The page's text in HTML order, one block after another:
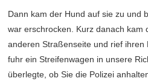
Dann kam der Hund auf sie zu und
war erschrocken. Kurz danach kam
anderen Straßenseite und rief ihren
fuhr ein Streifenwagen in unsere
überlegte, ob Sie die Polizei